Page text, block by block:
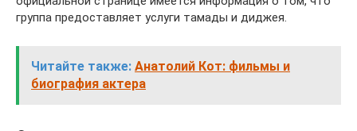
группа предоставляет услуги тамады и диджея.
Читайте также: Анатолий Кот: фильмы и
биография актера